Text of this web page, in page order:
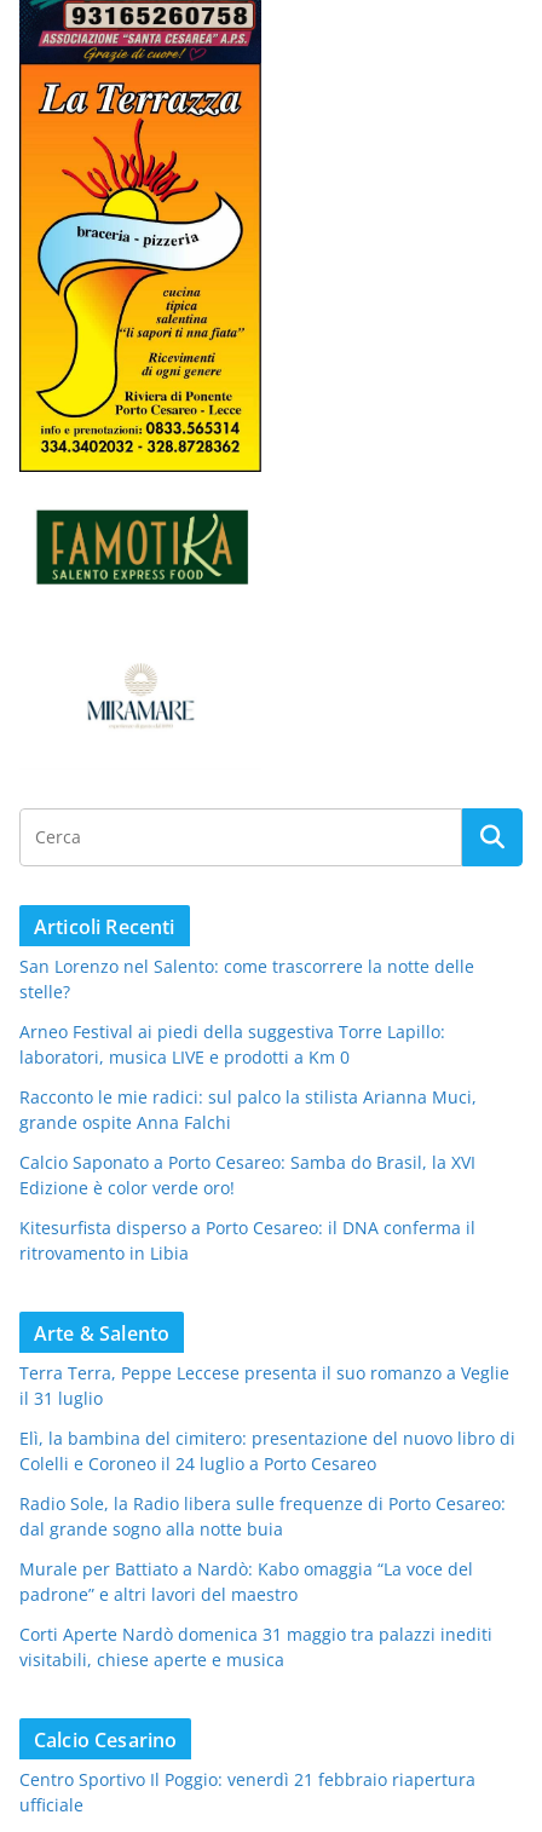
Articoli Recenti
San Lorenzo nel Salento: come trascorrere la notte delle
stelle?
Arneo Festival ai piedi della suggestiva Torre Lapillo:
laboratori, musica LIVE e prodotti a Km 0
Racconto le mie radici: sul palco la stilista Arianna Muci,
grande ospite Anna Falchi
Calcio Saponato a Porto Cesareo: Samba do Brasil, la XVI
Edizione è color verde oro!
Kitesurfista disperso a Porto Cesareo: il DNA conferma il
ritrovamento in Libia
Arte & Salento
Terra Terra, Peppe Leccese presenta il suo romanzo a Veglie
il 31 luglio
Elì, la bambina del cimitero: presentazione del nuovo libro di
Colelli e Coroneo il 24 luglio a Porto Cesareo
Radio Sole, la Radio libera sulle frequenze di Porto Cesareo:
dal grande sogno alla notte buia
Murale per Battiato a Nardò: Kabo omaggia “La voce del
padrone” e altri lavori del maestro
Corti Aperte Nardò domenica 31 maggio tra palazzi inediti
visitabili, chiese aperte e musica
Calcio Cesarino
Centro Sportivo Il Poggio: venerdì 21 febbraio riapertura
ufficiale